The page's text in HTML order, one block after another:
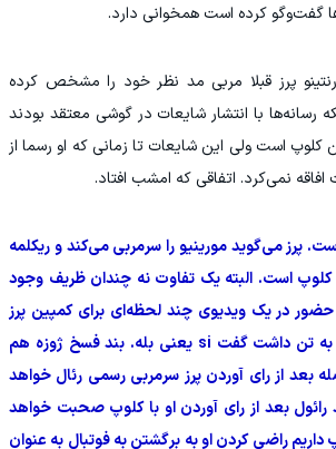
گفت‌وگو کرده است همخوانی دارد.
پرز قبلا مربی مد نظر خود را مشخص کرده
رسانه‌ها با انتشار شایعات در گوشی معتقد بودند
کلوپ است ولی این شایعات تا زمانی که او رسما از
نمی‌کرد. اتفاقی که امشب افتاد.
پرز می‌گوید مورینیو را سرمربی می‌کند و ریکلمه
است. البته یک تفاوت نه چندان ظریف وجود
در یک ویدیوی چند لحظه‌ای برای کمپین پرز
درحالیکه پیراهن رئال را به تن داشت گفت si یعنی بله. بند فسخ ژوزه هم
بعد از رای آوردن پرز سرمربی رسمی رئال خواهد
بعد از رای آوردن او با کلوپ صحبت خواهد
داریم راضی کردن او به برگشتن به فوتبال به عنوان